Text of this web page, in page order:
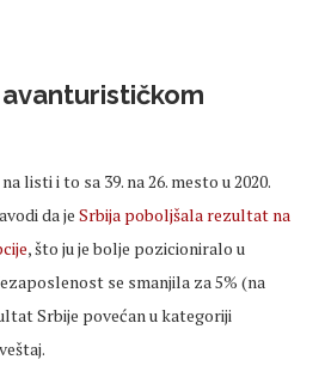
listi i to sa 39. na 26. mesto u 2020.
da je Srbija poboljšala rezultat na
, što ju je bolje pozicioniralo u
se smanjila za 5% (na
Srbije povećan u kategoriji